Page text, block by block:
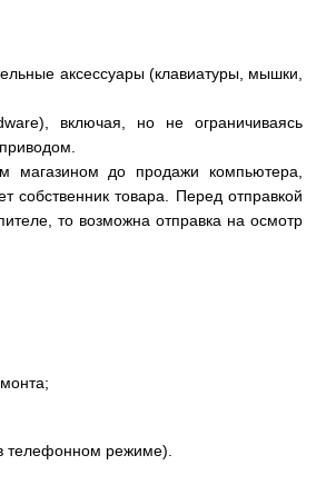
аксессуары (клавиатуры, мышки,
включая, но не ограничиваясь
магазином до продажи компьютера,
собственник товара. Перед отправкой
то возможна отправка на осмотр
телефонном режиме).